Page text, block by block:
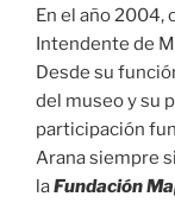
En el año 2004,
Intendente de
Desde su
del museo y su
participación
Arana siempre
laFundación